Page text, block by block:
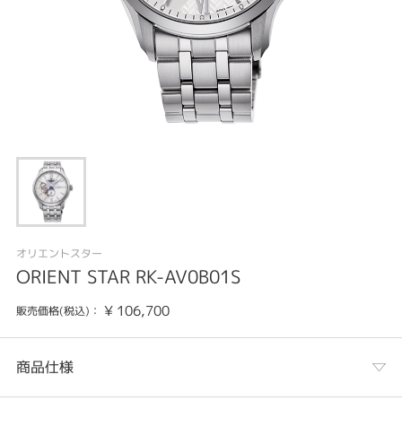
オリエントスター
ORIENT STAR RK-AV0B01S
販売価格(税込)： ¥ 106,700
商品仕様